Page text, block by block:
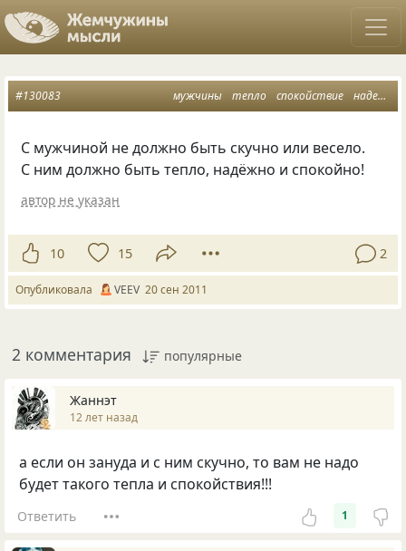
мужчины тепло спокойствие надежность
#130083
С мужчиной не должно быть скучно или весело.
С ним должно быть тепло, надёжно и спокойно!
автор не указан
10 15 2
Опубликовала VEEV 20 сен 2011
2 комментария популярные
Жаннэт
12 лет назад
а если он зануда и с ним скучно, то вам не надо
будет такого тепла и спокойствия!!!
Ответить 1